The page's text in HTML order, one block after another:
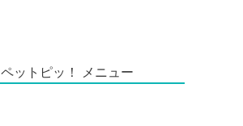
ペットピッ！ メニュー